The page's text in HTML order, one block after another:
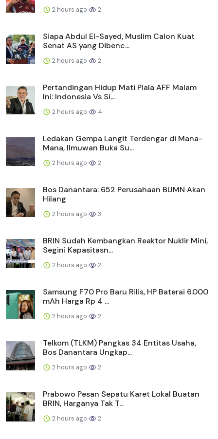
2 hours ago 2
Siapa Abdul El-Sayed, Muslim Calon Kuat
Senat AS yang Dibenc...
2 hours ago 2
Pertandingan Hidup Mati Piala AFF Malam
Ini: Indonesia Vs Si...
2 hours ago 4
Ledakan Gempa Langit Terdengar di Mana-
Mana, Ilmuwan Buka Su...
2 hours ago 2
Bos Danantara: 652 Perusahaan BUMN Akan
Hilang
2 hours ago 3
BRIN Sudah Kembangkan Reaktor Nuklir Mini,
Segini Kapasitasn...
2 hours ago 2
Samsung F70 Pro Baru Rilis, HP Baterai 6.000
mAh Harga Rp 4 ...
2 hours ago 2
Telkom (TLKM) Pangkas 34 Entitas Usaha,
Bos Danantara Ungkap...
2 hours ago 2
Prabowo Pesan Sepatu Karet Lokal Buatan
BRIN, Harganya Tak T...
2 hours ago 2